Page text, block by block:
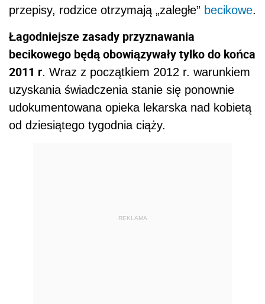
przepisy, rodzice otrzymają „zaległe” becikowe.
Łagodniejsze zasady przyznawania
becikowego będą obowiązywały tylko do końca
2011 r. Wraz z początkiem 2012 r. warunkiem
uzyskania świadczenia stanie się ponownie
udokumentowana opieka lekarska nad kobietą
od dziesiątego tygodnia ciąży.
REKLAMA